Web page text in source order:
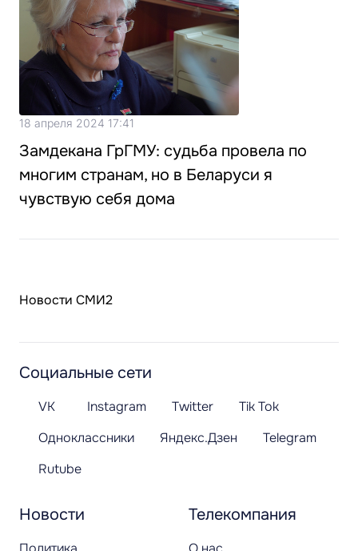
18 апреля 2024 17:41
Замдекана ГрГМУ: судьба провела по
многим странам, но в Беларуси я
чувствую себя дома
Новости СМИ2
Новости Телекомпания
Социальные сети
VK Instagram Twitter
Tik Tok
Одноклассники
Яндекс.Дзен
Telegram
Rutube